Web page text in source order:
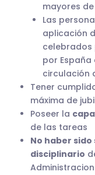
mayores
Las
aplicación
celebrados
por
circulación
Tener
máxima de
Poseer la
de las tareas
No haber
disciplinario